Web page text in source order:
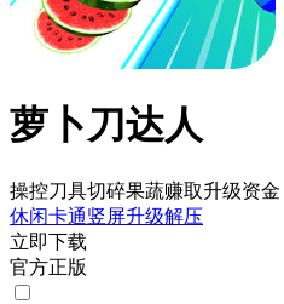
萝卜刀达人
操控刀具切碎果蔬赚取升级资金
休闲卡通竖屏升级解压
立即下载
官方正版